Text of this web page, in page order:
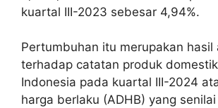
kuartal III-2023 sebesar 4,94%.
Pertumbuhan itu merupakan hasil
terhadap catatan produk
Indonesia pada kuartal III-2024
harga berlaku (ADHB) yang